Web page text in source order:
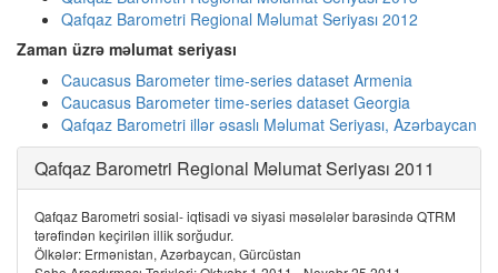
Qafqaz Barometri Regional Məlumat Seriyası 2012
Zaman üzrə məlumat seriyası
Caucasus Barometer time-series dataset Armenia
Caucasus Barometer time-series dataset Georgia
Qafqaz Barometri illər əsaslı Məlumat Seriyası, Azərbaycan
Qafqaz Barometri Regional Məlumat Seriyası 2011
Qafqaz Barometri sosial- iqtisadi və siyasi məsələlər barəsində QTRM
tərəfindən keçirilən illik sorğudur.
Ölkələr: Ermənistan, Azərbaycan, Gürcüstan